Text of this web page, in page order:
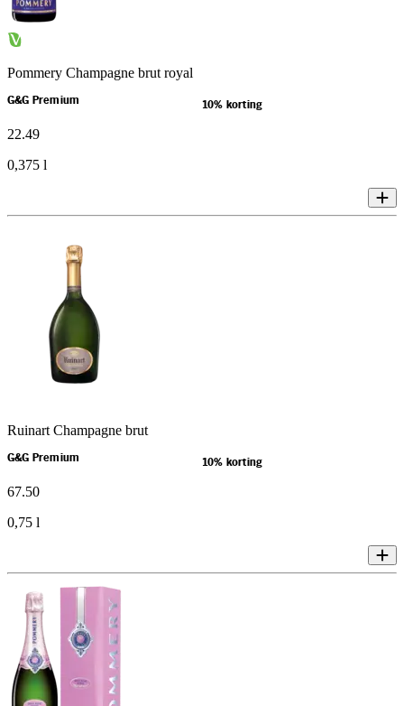
Pommery Champagne brut royal
G&G Premium 10% korting
22.49
0,375 l
Ruinart Champagne brut
G&G Premium 10% korting
67.50
0,75 l